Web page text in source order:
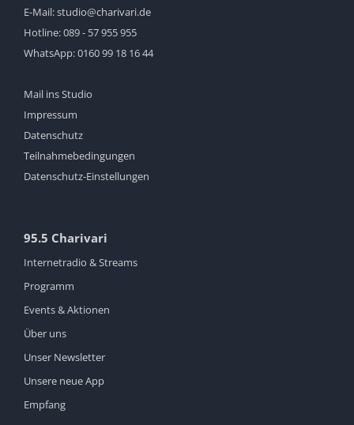
E-Mail:studio@charivari.de
Hotline:089 - 57 955 955
WhatsApp:0160 99 18 16 44
Mail ins Studio
Impressum
Datenschutz
Teilnahmebedingungen
Datenschutz-Einstellungen
95.5 Charivari
Internetradio & Streams
Programm
Events & Aktionen
Über uns
Unser Newsletter
Unsere neue App
Empfang